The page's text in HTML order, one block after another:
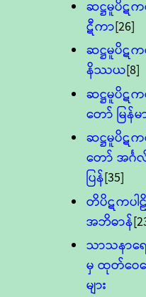
ဆဋ္ဌမူပိဋ
ဋီကာ[26]
ဆဋ္ဌမူပိဋ
နိဿယ[8]
ဆဋ္ဌမူပိဋ
တော် မြန်မ
ဆဋ္ဌမူပိဋ
တော် အင်္
ပြန်[35]
တိပိဋကပါဠိ
အဘိဓာန်
သာသနာရေ
မှ ထုတ်ဝေ
များ